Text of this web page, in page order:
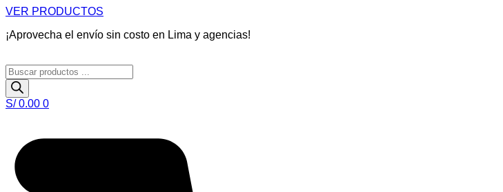
Ir
contenido
VER PRODUCTOS
¡Aprovecha el envío sin costo en Lima y agencias!
Búsqueda
de
productos
S/0.00 0